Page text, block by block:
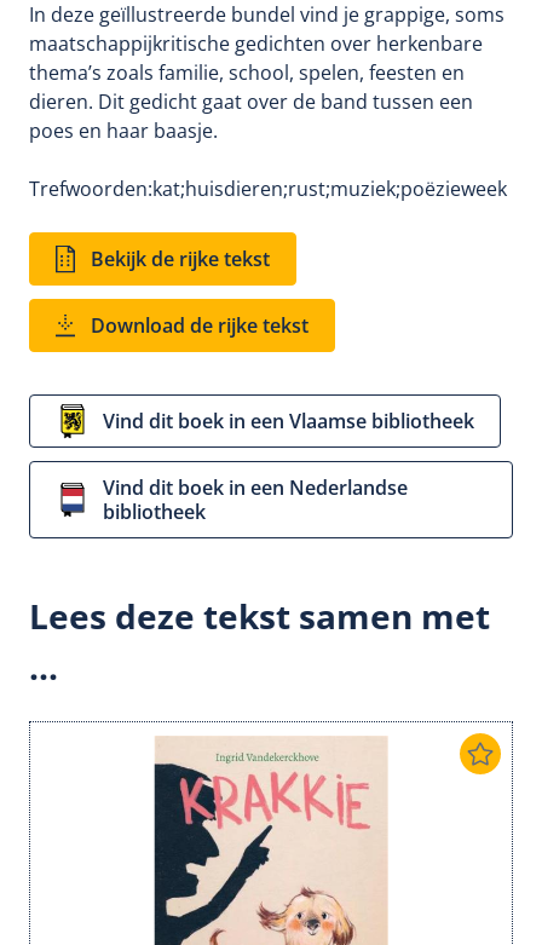
In deze geïllustreerde bundel vind je grappige, soms
maatschappijkritische gedichten over herkenbare
thema’s zoals familie, school, spelen, feesten en
dieren. Dit gedicht gaat over de band tussen een
poes en haar baasje.
Trefwoorden:kat;huisdieren;rust;muziek;poëzieweek
Bekijk de rijke tekst
Download de rijke tekst
Vind dit boek in een Vlaamse bibliotheek
Vind dit boek in een Nederlandse
bibliotheek
Lees deze tekst samen met
...